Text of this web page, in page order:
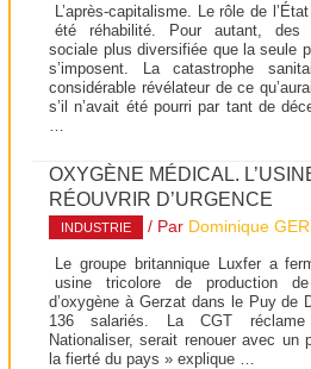
L’après-capitalisme. Le rôle de
été réhabilité. Pour autant, des
sociale plus diversifiée que la seule
s’imposent. La catastrophe
considérable révélateur de ce
s’il n’avait été pourri par tant de
OXYGÈNE MÉDICAL.
RÉOUVRIR D’URGENCE
INDUSTRIE / Par Dominique
Le groupe britannique Luxfer a
usine tricolore de production
d’oxygène à Gerzat dans le Puy de
136 salariés. La CGT
Nationaliser, serait renouer avec un
la fierté du pays » explique …